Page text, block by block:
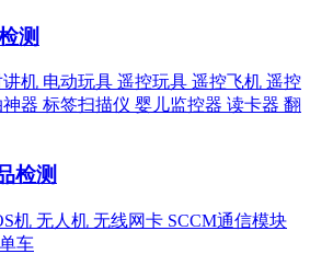
测
讲机 电动玩具 遥控玩具 遥控飞机 遥控
神器 标签扫描仪 婴儿监控器 读卡器 翻
检测
机 无人机 无线网卡 SCCM通信模块
车